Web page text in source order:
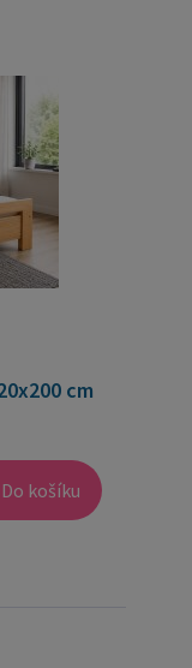
cm
Do košíku